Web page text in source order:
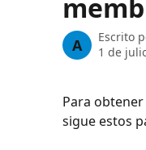
A Escrito
1 de
Para
sigue estos